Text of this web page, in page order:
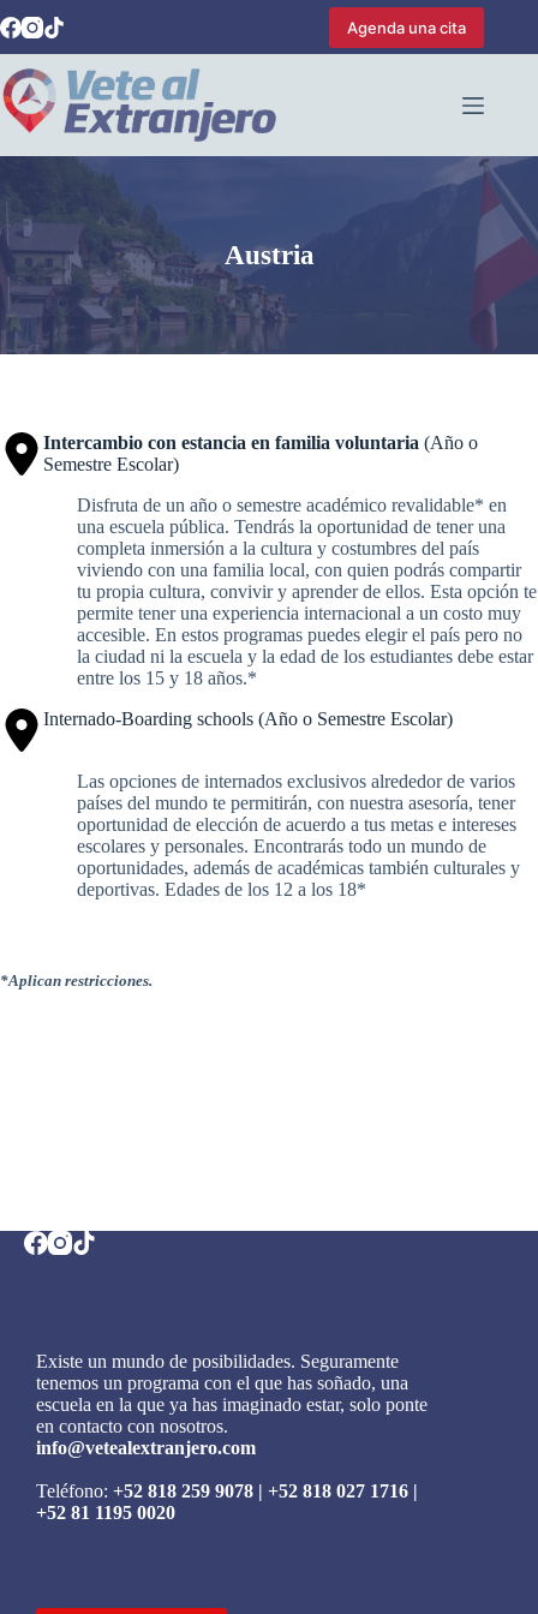
al
contenido
Agenda una cita
Austria
Intercambio con estancia en familia voluntaria (Año o
Semestre Escolar)
Disfruta de un año o semestre académico revalidable* en
una escuela pública. Tendrás la oportunidad de tener una
completa inmersión a la cultura y costumbres del país
viviendo con una familia local, con quien podrás compartir
tu propia cultura, convivir y aprender de ellos. Esta opción te
permite tener una experiencia internacional a un costo muy
accesible. En estos programas puedes elegir el país pero no
la ciudad ni la escuela y la edad de los estudiantes debe estar
entre los 15 y 18 años.*
Internado-Boarding schools (Año o Semestre Escolar)
Las opciones de internados exclusivos alrededor de varios
países del mundo te permitirán, con nuestra asesoría, tener
oportunidad de elección de acuerdo a tus metas e intereses
escolares y personales. Encontrarás todo un mundo de
oportunidades, además de académicas también culturales y
deportivas. Edades de los 12 a los 18*
*Aplican restricciones.
Existe un mundo de posibilidades. Seguramente
tenemos un programa con el que has soñado, una
escuela en la que ya has imaginado estar, solo ponte
en contacto con nosotros.
info@vetealextranjero.com
Teléfono: +52 818 259 9078 | +52 818 027 1716 |
+52 81 1195 0020